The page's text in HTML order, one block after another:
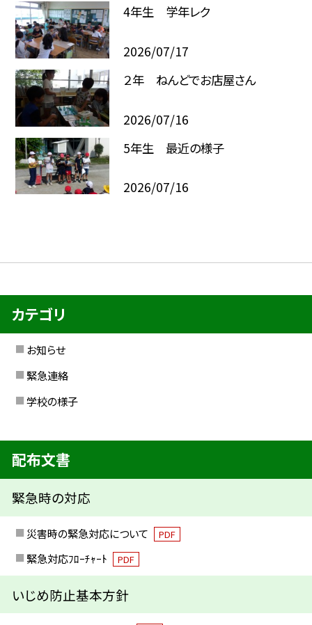
4年生 学年レク
2026/07/17
２年 ねんどでお店屋さん
2026/07/16
5年生 最近の様子
2026/07/16
カテゴリ
お知らせ
緊急連絡
学校の様子
配布文書
緊急時の対応
災害時の緊急対応について PDF
緊急対応ﾌﾛｰﾁｬｰﾄ PDF
いじめ防止基本方針